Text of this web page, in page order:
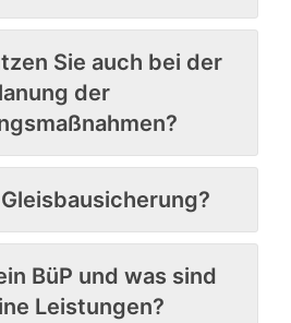
Sie auch bei der
der
BüP und was sind
Leistungen?